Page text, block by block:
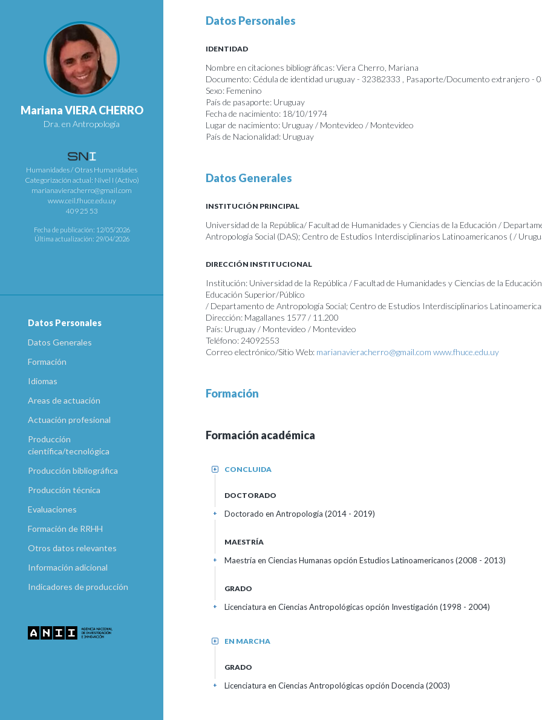
Mariana VIERA CHERRO
Dra. en Antropología
Humanidades / Otras Humanidades
Categorización actual: Nivel I (Activo)
marianavieracherro@gmail.com
www.ceil.fhuce.edu.uy
409 25 53
Fecha de publicación: 12/05/2026
Última actualización: 29/04/2026
Datos Personales
Datos Generales
Formación
Idiomas
Areas de actuación
Actuación profesional
Producción
científica/tecnológica
Producción bibliográfica
Producción técnica
Evaluaciones
Formación de RRHH
Otros datos relevantes
Información adicional
Indicadores de producción
Datos Personales
IDENTIDAD
Nombre en citaciones bibliográficas: Viera Cherro, Mariana
Documento: Cédula de identidad uruguay - 32382333 , Pasaporte/Documento extranjero -
Sexo: Femenino
País de pasaporte: Uruguay
Fecha de nacimiento: 18/10/1974
Lugar de nacimiento: Uruguay / Montevideo / Montevideo
País de Nacionalidad: Uruguay
Datos Generales
INSTITUCIÓN PRINCIPAL
Universidad de la República/ Facultad de Humanidades y Ciencias de la Educación /
Antropología Social (DAS); Centro de Estudios Interdisciplinarios Latinoamericanos ( /
DIRECCIÓN INSTITUCIONAL
Institución: Universidad de la República / Facultad de Humanidades y Ciencias de la
Educación Superior/Público
/ Departamento de Antropología Social; Centro de Estudios Interdisciplinarios
Dirección: Magallanes 1577 / 11.200
País: Uruguay / Montevideo / Montevideo
Teléfono: 24092553
Correo electrónico/Sitio Web: marianavieracherro@gmail.com www.fhuce.edu.uy
Formación
Formación académica
CONCLUIDA
+
DOCTORADO
Doctorado en Antropología (2014 - 2019)
+
MAESTRÍA
Maestría en Ciencias Humanas opción Estudios Latinoamericanos (2008 - 2013)
+
GRADO
Licenciatura en Ciencias Antropológicas opción Investigación (1998 - 2004)
+
EN MARCHA
+
GRADO
Licenciatura en Ciencias Antropológicas opción Docencia (2003)
+